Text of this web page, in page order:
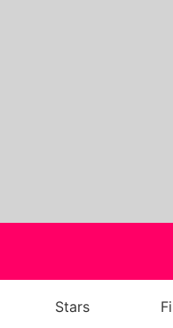
Stars